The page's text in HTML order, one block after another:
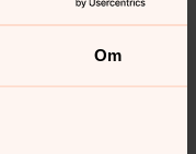
Om
Kungsgatan